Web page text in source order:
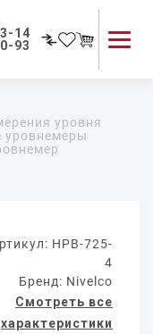
14
93
Применение приборов
Как мы работаем
уровня
HPB-725-
4
Бренд: Nivelco
Смотреть все
характеристики